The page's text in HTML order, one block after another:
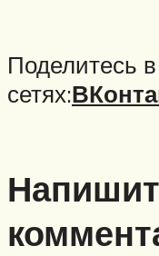
Поделитесь
сетях: